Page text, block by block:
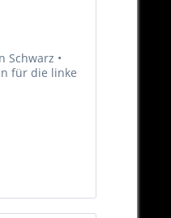
Schwarz •
für die linke